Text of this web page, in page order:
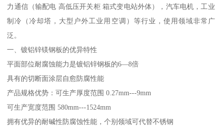
力通信（输配电 高低压开关柜 箱式变电站外体），汽车电机，工业
制冷（冷却塔，大型户外工业用空调）等行业，使用领域非常广
泛。
一、镀铝锌镁钢板的优异特性
平面部位耐腐蚀能力是镀铝锌钢板的6—8倍
具有的切断面涂层自愈防腐性能
产品规格优势：可生产厚度范围 0.27mm---9mm
可生产宽度范围 580mm---1524mm
拥有优异的耐碱性防腐蚀性能，个别领域可代替不锈钢